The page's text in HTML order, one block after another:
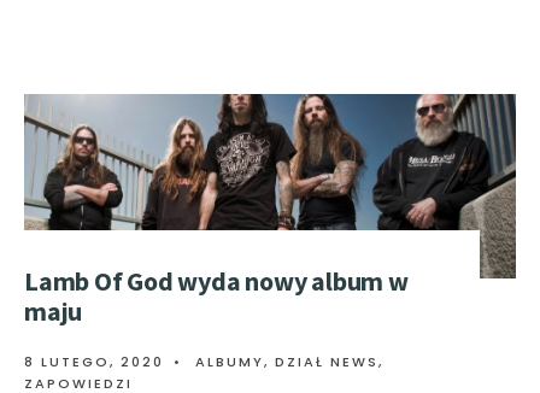
Lamb Of God wyda nowy album w
maju
8 LUTEGO, 2020 • ALBUMY, DZIAŁ NEWS,
ZAPOWIEDZI